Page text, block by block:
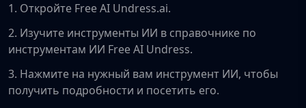
1. Откройте Free AI Undress.ai.
2. Изучите инструменты ИИ в справочнике по
инструментам ИИ Free AI Undress.
3. Нажмите на нужный вам инструмент ИИ, чтобы
получить подробности и посетить его.